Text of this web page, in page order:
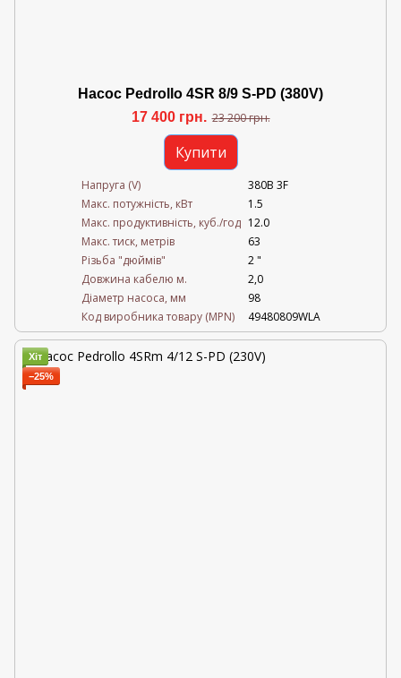
Насос Pedrollo 4SR 8/9 S-PD (380V)
17 400 грн. 23 200 грн.
Купити
Напруга (V)
380В 3F
Mакс. потужність, кВт
1.5
Mакс. продуктивність, куб./год 12.0
Maкс. тиск, метрів
63
Різьба "дюймів"
2 "
Довжина кабелю м.
2,0
Діаметр насоса, мм
98
Код виробника товару (MPN)
49480809WLA
Хіт
−25%